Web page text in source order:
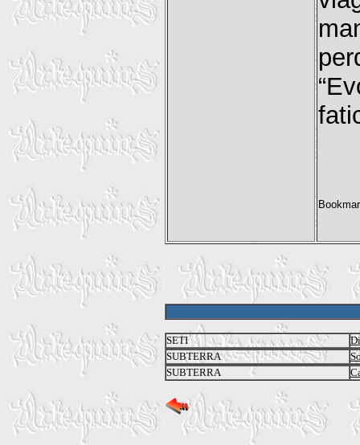
SETI
SUBTERRA
SUBTERRA